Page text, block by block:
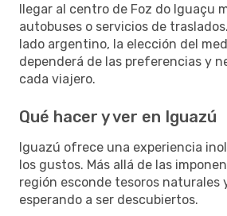
llegar al centro de Foz do Iguaçu
autobuses o servicios de
lado argentino, la elección del
dependerá de las preferencias y
cada viajero.
Qué hacer y ver en Iguazú
Iguazú ofrece una experiencia
los gustos. Más allá de las
región esconde tesoros naturales
esperando a ser descubiertos.